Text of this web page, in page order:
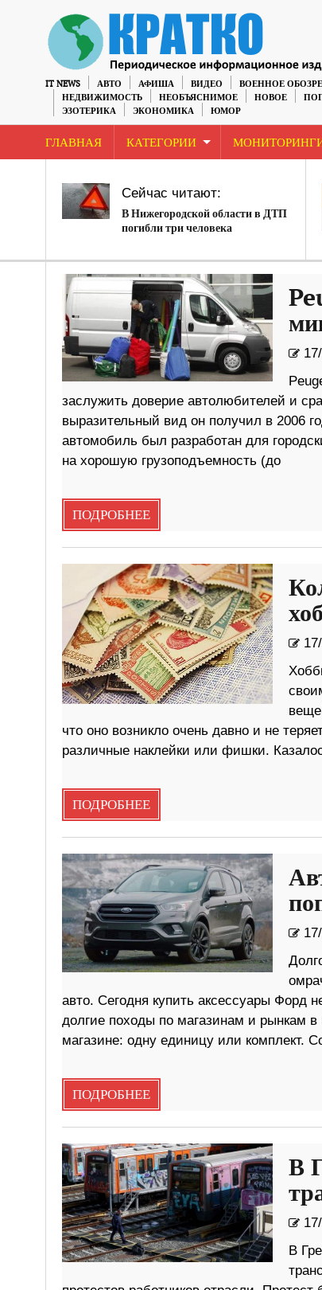
IT NEWS АВТО АФИША ВИДЕО ВОЕННОЕ
НЕДВИЖИМОСТЬ
НЕОБЪЯСНИМОЕ НОВОЕ
ЭЗОТЕРИКА
ЭКОНОМИКА ЮМОР
ГЛАВНАЯ КАТЕГОРИИ
Сейчас читают:
В Нижегородской области в ДТП
погибли три человека
заслужить доверие автолюбителей и
выразительный вид он получил в 2006
автомобиль был разработан для
на хорошую грузоподъемность (до
ПОДРОБНЕЕ
что оно возникло очень давно и не
различные наклейки или фишки.
ПОДРОБНЕЕ
авто. Сегодня купить аксессуары Форд
долгие походы по магазинам и рынкам в
магазине: одну единицу или комплект.
ПОДРОБНЕЕ
В
В